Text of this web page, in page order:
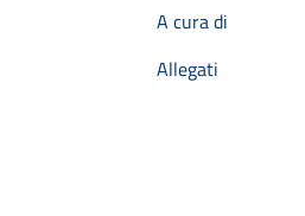
A cura di
Allegati